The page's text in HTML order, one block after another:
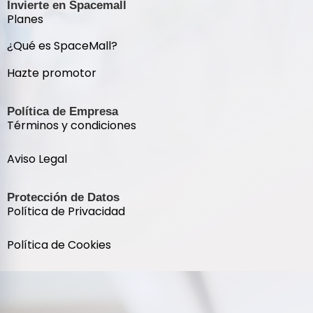
Invierte en Spacemall
Planes
¿Qué es SpaceMall?
Hazte promotor
Política de Empresa
Términos y condiciones
Aviso Legal
Protección de Datos
Política de Privacidad
Política de Cookies